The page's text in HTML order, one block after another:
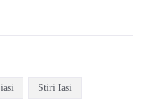
Stiri Iasi